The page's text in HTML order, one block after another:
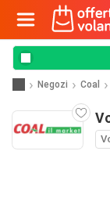
Negozi Coal